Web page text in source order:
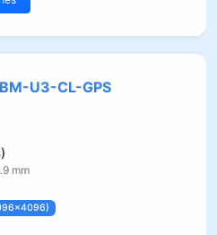
U3-CL-GPS
mm